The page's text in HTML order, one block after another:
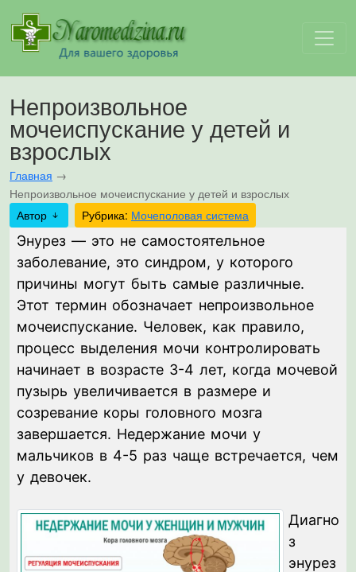
Непроизвольное
мочеиспускание у детей и
взрослых
Главная →
Непроизвольное мочеиспускание у детей и взрослых
Автор
Рубрика: Мочеполовая система
Энурез — это не самостоятельное
заболевание, это синдром, у которого
причины могут быть самые различные.
Этот термин обозначает непроизвольное
мочеиспускание. Человек, как правило,
процесс выделения мочи контролировать
начинает в возрасте 3-4 лет, когда мочевой
пузырь увеличивается в размере и
созревание коры головного мозга
завершается. Недержание мочи у
мальчиков в 4-5 раз чаще встречается, чем
у девочек.
Диагно
з
энурез